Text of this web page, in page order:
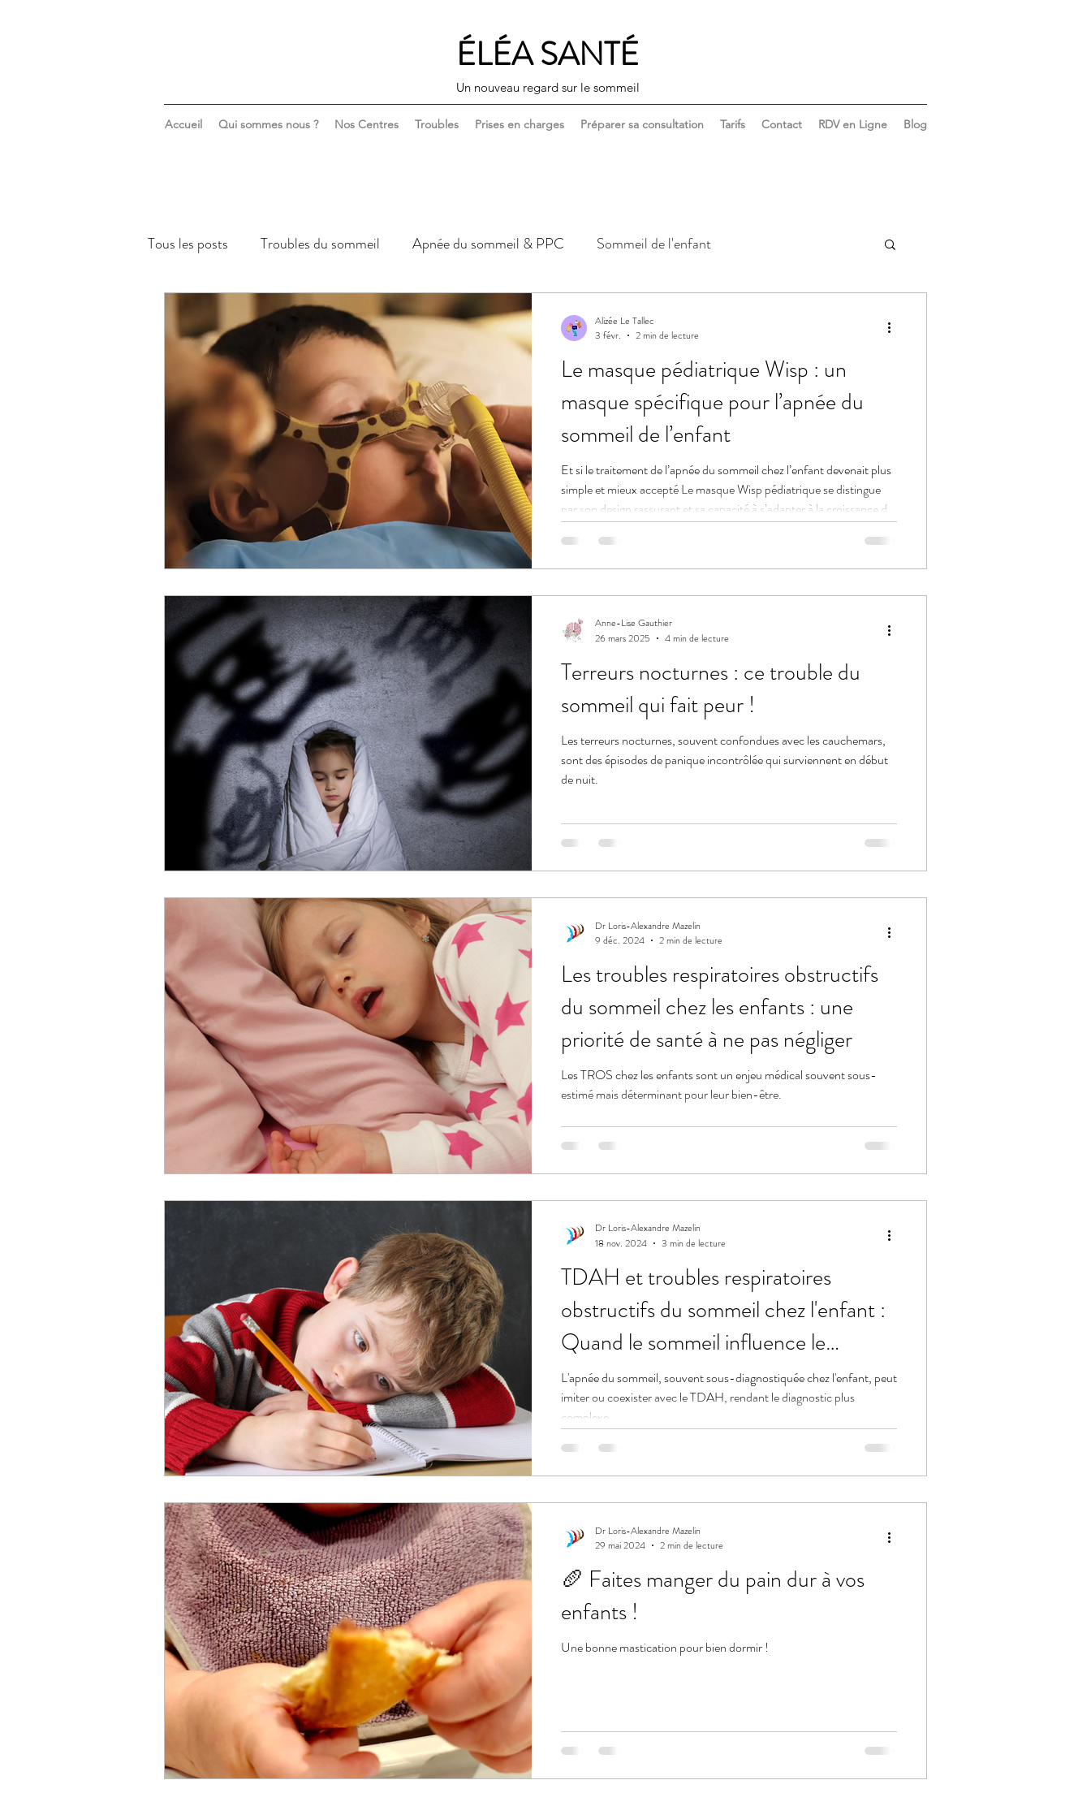
ÉLÉA SANTÉ
Un nouveau regard sur le sommeil
Accueil Qui sommes nous ? Nos Centres Troubles Prises en charges Préparer sa consultation Tarifs Contact RDV en Ligne Blog
Tous les posts Troubles du sommeil Apnée du sommeil & PPC Sommeil de l'enfant
Sommeil & santé mentale Sommeil, corps & santé Sommeil, couple & sexualité
Le masque pédiatrique Wisp : un
masque spécifique pour l’apnée du
sommeil de l’enfant
Et si le traitement de l’apnée du sommeil chez l’enfant devenait plus
simple et mieux accepté Le masque Wisp pédiatrique se distingue
par son design rassurant et sa capacité à s’adapter à la croissance de
l’enfant Une solution encore rare mais essentielle pour améliorer le
confort et l’observance des traitements du sommeil.
Alizée Le Tallec
3 févr.
2 min de lecture
Terreurs nocturnes : ce trouble du
sommeil qui fait peur !
Les terreurs nocturnes, souvent confondues avec les cauchemars,
sont des épisodes de panique incontrôlée qui surviennent en début
de nuit.
Anne-Lise Gauthier
26 mars 2025
4 min de lecture
Les troubles respiratoires obstructifs
du sommeil chez les enfants : une
priorité de santé à ne pas négliger
Les TROS chez les enfants sont un enjeu médical souvent sous-
estimé mais déterminant pour leur bien-être.
Dr Loris-Alexandre Mazelin
9 déc. 2024
2 min de lecture
TDAH et troubles respiratoires
obstructifs du sommeil chez l'enfant :
Quand le sommeil influence le
comportement de l’enfant.
L'apnée du sommeil, souvent sous-diagnostiquée chez l'enfant, peut
imiter ou coexister avec le TDAH, rendant le diagnostic plus
complexe.
Dr Loris-Alexandre Mazelin
18 nov. 2024
3 min de lecture
🥖 Faites manger du pain dur à vos
enfants !
Une bonne mastication pour bien dormir !
Dr Loris-Alexandre Mazelin
29 mai 2024
2 min de lecture